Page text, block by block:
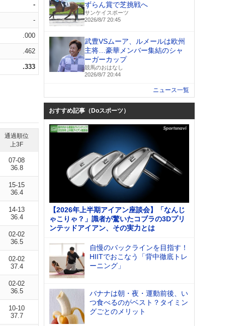
-
-
.000
.462
.333
通過順位
上3F
07-08
36.8
15-15
36.4
14-13
36.4
02-02
36.5
02-02
37.4
02-02
36.5
10-10
37.7
ずらん賞で芝挑戦へ
サンケイスポーツ
2026/8/7 20:45
武豊VSムーア、ルメールは欧州
主将…豪華メンバー集結のシャ
ーガーカップ
競馬のおはなし
2026/8/7 20:44
ニュース一覧
おすすめ記事（Doスポーツ）
【2026年上半期アイアン座談会】「なんじ
ゃこりゃ？」識者が驚いたコブラの3Dプリ
ンテッドアイアン、その実力とは
自慢のバックラインを目指す！
HIITでおこなう「背中徹底トレ
ーニング」
バナナは朝・夜・運動前後、い
つ食べるのがベスト？タイミン
グごとのメリット